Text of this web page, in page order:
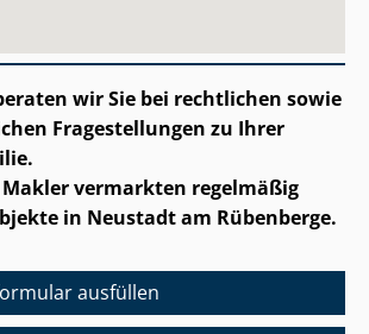
wir Sie bei rechtlichen sowie
Fragestellungen zu Ihrer
Makler vermarkten regelmäßig
in Neustadt am Rübenberge.
ausfüllen